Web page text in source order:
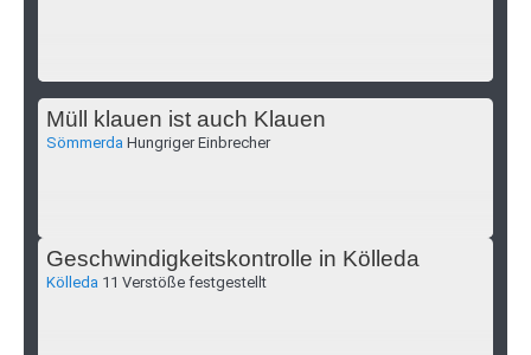
Müll klauen ist auch Klauen
Sömmerda Hungriger Einbrecher
Geschwindigkeitskontrolle in Kölleda
Kölleda 11 Verstöße festgestellt